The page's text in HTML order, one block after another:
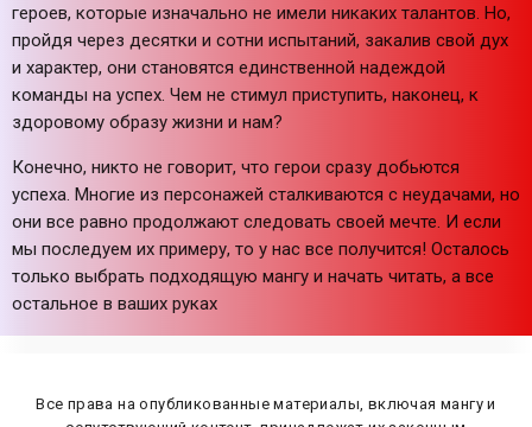
героев, которые изначально не имели никаких талантов. Но,
пройдя через десятки и сотни испытаний, закалив свой дух
и характер, они становятся единственной надеждой
команды на успех. Чем не стимул приступить, наконец, к
здоровому образу жизни и нам?
Конечно, никто не говорит, что герои сразу добьются
успеха. Многие из персонажей сталкиваются с неудачами, но
они все равно продолжают следовать своей мечте. И если
мы последуем их примеру, то у нас все получится! Осталось
только выбрать подходящую мангу и начать читать, а все
остальное в ваших руках
Все права на опубликованные материалы, включая мангу и